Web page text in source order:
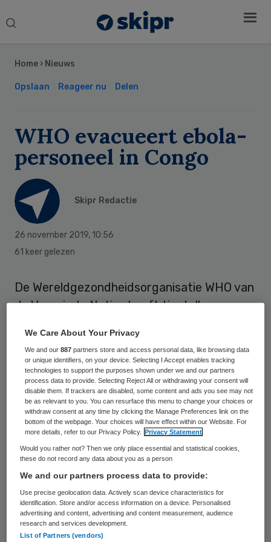
Search
Home › Nieuws
Opslaan Reageer nu Delen
WHO evacueert ebola-
personeel in Congo
Skipr Redactie
26 november 2019, 10:56
61 keer gelezen
De Wereldgezondheidsorganisatie WHO van
de Verenigde Naties heeft tientallen
in de Democratische Republiek Congo. De
mensen bieden daar hulp bij de bestrijding
van een uitbraak van ebola maar de
veiligheidssituatie ter plaatse verslechtert.
Demonstranten staken maandag het
kantoor van de burgemeester en
verscheidene gebouwen van de VN in Beni
in brand uit woede over nieuw geweld van
vermoedelijk islamitische rebellen. In totaal
49 van de 120 WHO-medewerkers zijn
weggehaald. De achtergebleven mensen
Sidebar
We Care About Your Privacy
We and our887 partners store and access personal data, like browsing data
or unique identifiers, on your device. Selecting I Accept enables tracking
technologies to support the purposes shown under we and our partners
process data to provide. Selecting Reject All or withdrawing your consent will
disable them. If trackers are disabled, some content and ads you see may not
be as relevant to you. You can resurface this menu to change your choices or
withdraw consent at any time by clicking the Manage Preferences link on the
bottom of the webpage. Your choices will have effect within our Website. For
more details, refer to our Privacy Policy.
Privacy Statement
Would you rather not? Then we only place essential and statistical cookies,
these do not record any data about you as a person
We and our partners process data to provide:
Use precise geolocation data. Actively scan device characteristics for
identification. Store and/or access information on a device. Personalised
advertising and content, advertising and content measurement, audience
research and services development.
List of Partners (vendors)